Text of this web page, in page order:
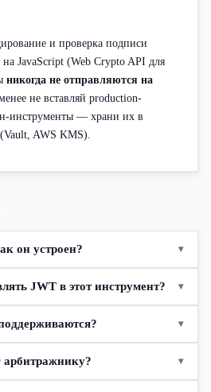
и проверка подписи
на JavaScript (Web Crypto API для
никогда не отправляются на
не вставляй production-
инструменты — храни их в
AWS KMS).
он устроен? ▾
JWT в этот инструмент? ▾
▾
арбитражнику? ▾